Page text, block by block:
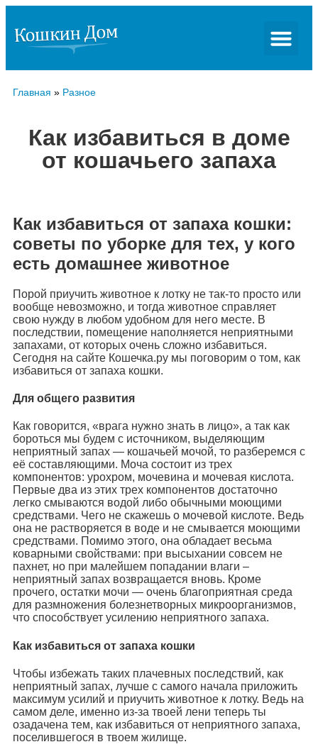
Главная » Разное
Как избавиться в доме
от кошачьего запаха
Как избавиться от запаха кошки:
советы по уборке для тех, у кого
есть домашнее животное
Порой приучить животное к лотку не так-то просто или
вообще невозможно, и тогда животное справляет
свою нужду в любом удобном для него месте. В
последствии, помещение наполняется неприятными
запахами, от которых очень сложно избавиться.
Сегодня на сайте Кошечка.ру мы поговорим о том, как
избавиться от запаха кошки.
Для общего развития
Как говорится, «врага нужно знать в лицо», а так как
бороться мы будем с источником, выделяющим
неприятный запах — кошачьей мочой, то разберемся с
её составляющими. Моча состоит из трех
компонентов: урохром, мочевина и мочевая кислота.
Первые два из этих трех компонентов достаточно
легко смываются водой либо обычными моющими
средствами. Чего не скажешь о мочевой кислоте. Ведь
она не растворяется в воде и не смывается моющими
средствами. Помимо этого, она обладает весьма
коварными свойствами: при высыхании совсем не
пахнет, но при малейшем попадании влаги –
неприятный запах возвращается вновь. Кроме
прочего, остатки мочи — очень благоприятная среда
для размножения болезнетворных микроорганизмов,
что способствует усилению неприятного запаха.
Как избавиться от запаха кошки
Чтобы избежать таких плачевных последствий, как
неприятный запах, лучше с самого начала приложить
максимум усилий и приучить животное к лотку. Ведь на
самом деле, именно из-за твоей лени теперь ты
озадачена тем, как избавиться от неприятного запаха,
поселившегося в твоем жилище.